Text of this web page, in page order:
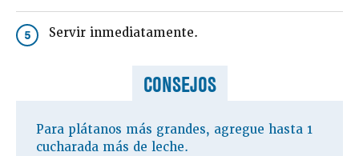
5 Servir inmediatamente.
CONSEJOS
Para plátanos más grandes, agregue hasta 1
cucharada más de leche.